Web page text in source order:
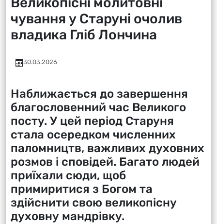
чування у Старуні очолив
владика Гліб Лончина
30.03.2026
Наближається до завершення
благословенний час Великого
посту. У цей період Старуня
стала осередком численних
паломництв, важливих духовних
розмов і сповідей. Багато людей
приїхали сюди, щоб
примиритися з Богом та
здійснити свою великопісну
духовну мандрівку.